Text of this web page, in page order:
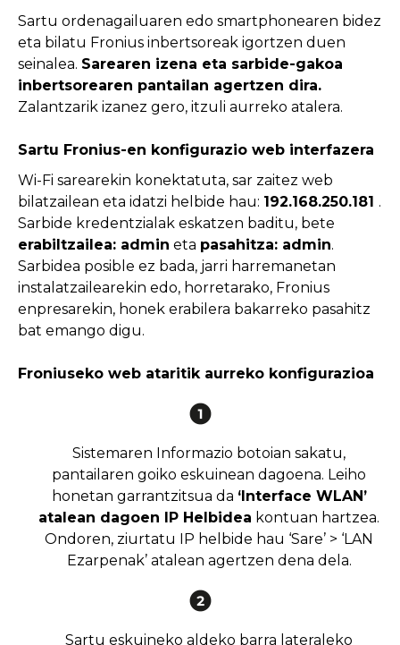
Sartu ordenagailuaren edo smartphonearen bidez
eta bilatu Fronius inbertsoreak igortzen duen
seinalea. Sarearen izena eta sarbide-gakoa
inbertsorearen pantailan agertzen dira.
Zalantzarik izanez gero, itzuli aurreko atalera.
Sartu Fronius-en konfigurazio web interfazera
Wi-Fi sarearekin konektatuta, sar zaitez web
bilatzailean eta idatzi helbide hau: 192.168.250.181 .
Sarbide kredentzialak eskatzen baditu, bete
erabiltzailea: admin eta pasahitza: admin.
Sarbidea posible ez bada, jarri harremanetan
instalatzailearekin edo, horretarako, Fronius
enpresarekin, honek erabilera bakarreko pasahitz
bat emango digu.
Froniuseko web ataritik aurreko konfigurazioa
Sistemaren Informazio botoian sakatu,
pantailaren goiko eskuinean dagoena. Leiho
honetan garrantzitsua da ‘Interface WLAN’
atalean dagoen IP Helbidea kontuan hartzea.
Ondoren, ziurtatu IP helbide hau ‘Sare’ > ‘LAN
Ezarpenak’ atalean agertzen dena dela.
Sartu eskuineko aldeko barra lateraleko